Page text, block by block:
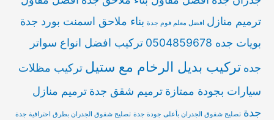
ترميم منازل
افضل معلم فوم جدة بناء ملاحق اسمنت بورد جدة
بويات جده 0504859678
تركيب افضل انواع سواتر
جده تركيب بديل الرخام مع ستيل تركيب مظلات
سيارات بجودة ممتازة ترميم شقق جدة ترميم منازل
جدة تصليح شقوق الجدران بأعلى جودة جدة تصليح شقوق الجدران بطرق احترافية جدة